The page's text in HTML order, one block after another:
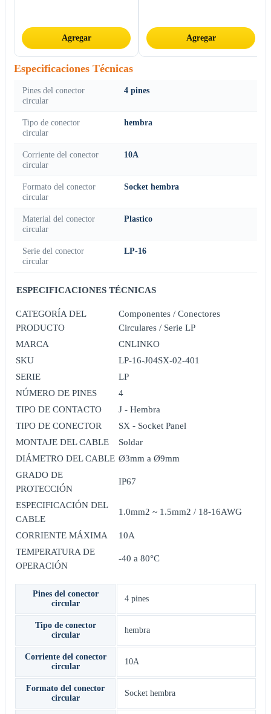
Agregar Agregar
Especificaciones Técnicas
Pines del conector
circular
4 pines
Tipo de conector
circular
hembra
Corriente del conector
circular
10A
Formato del conector
circular
Socket hembra
Material del conector
circular
Plastico
Serie del conector
circular
LP-16
ESPECIFICACIONES TÉCNICAS
CATEGORÍA DEL
PRODUCTO
Componentes / Conectores
Circulares / Serie LP
MARCA
CNLINKO
SKU
LP-16-J04SX-02-401
SERIE
LP
NÚMERO DE PINES
4
TIPO DE CONTACTO
J - Hembra
TIPO DE CONECTOR
SX - Socket Panel
MONTAJE DEL CABLE
Soldar
DIÁMETRO DEL CABLE Ø3mm a Ø9mm
GRADO DE
PROTECCIÓN
IP67
ESPECIFICACIÓN DEL
CABLE
1.0mm2 ~ 1.5mm2 / 18-16AWG
CORRIENTE MÁXIMA
10A
TEMPERATURA DE
OPERACIÓN
-40 a 80°C
Pines del conector
circular
4 pines
Tipo de conector
circular
hembra
Corriente del conector
circular
10A
Formato del conector
circular
Socket hembra